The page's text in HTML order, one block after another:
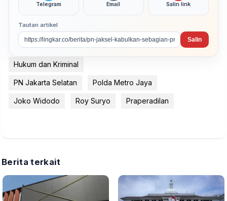
Telegram Email Salin link
Tautan artikel
Salin
Hukum dan Kriminal
PN Jakarta Selatan Polda Metro Jaya
Joko Widodo Roy Suryo Praperadilan
Berita terkait